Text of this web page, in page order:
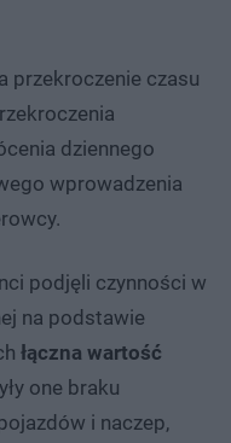
przekroczenie czasu
dziennego
wprowadzenia
podjęli czynności w
na podstawie
łączna wartość
one braku
i naczep,